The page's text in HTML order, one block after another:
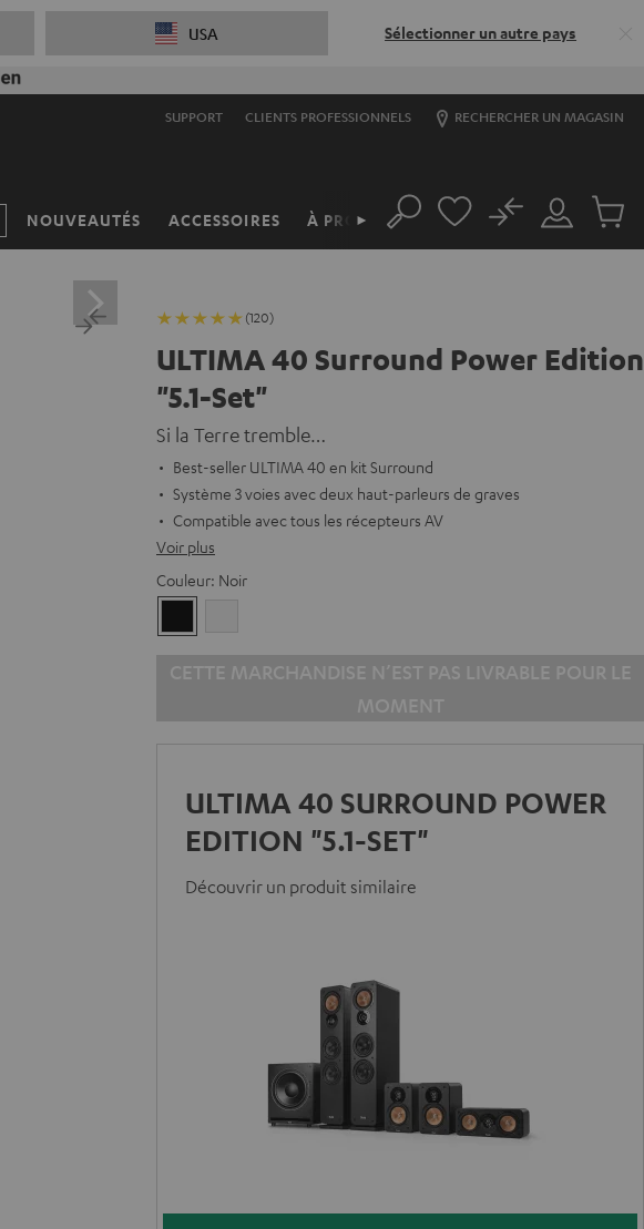
USA Sélectionner un autre pays
SUPPORT CLIENTS PROFESSIONNELS RECHERCHER UN MAGASIN
NOUVEAUTÉS ACCESSOIRES À PROPOS
► Rechercher
Mon
compte
No
(120)
ULTIMA 40 Surround Power Edition
"5.1-Set"
Si la Terre tremble…
Best-seller ULTIMA 40 en kit Surround
Système 3 voies avec deux haut-parleurs de graves
Compatible avec tous les récepteurs AV
Voir plus
Couleur: Noir
ULTIMA 40 SURROUND POWER
EDITION "5.1-SET"
Découvrir un produit similaire